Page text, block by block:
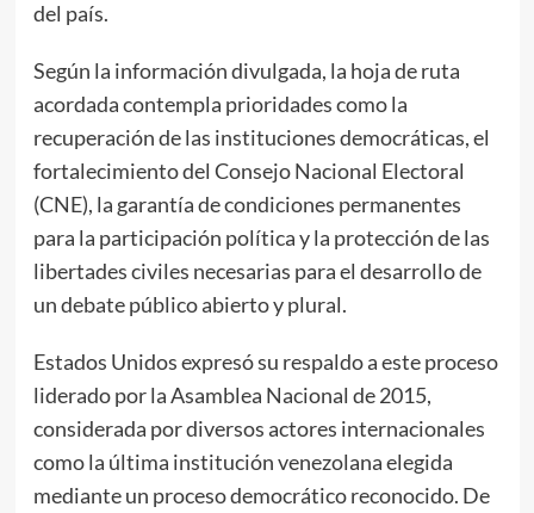
del país.
Según la información divulgada, la hoja de ruta
acordada contempla prioridades como la
recuperación de las instituciones democráticas, el
fortalecimiento del Consejo Nacional Electoral
(CNE), la garantía de condiciones permanentes
para la participación política y la protección de las
libertades civiles necesarias para el desarrollo de
un debate público abierto y plural.
Estados Unidos expresó su respaldo a este proceso
liderado por la Asamblea Nacional de 2015,
considerada por diversos actores internacionales
como la última institución venezolana elegida
mediante un proceso democrático reconocido. De